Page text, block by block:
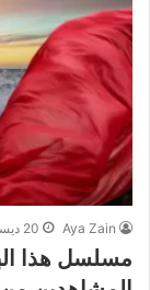
Aya Zain 20 ديسمبر، 2025
مسلسل هذا